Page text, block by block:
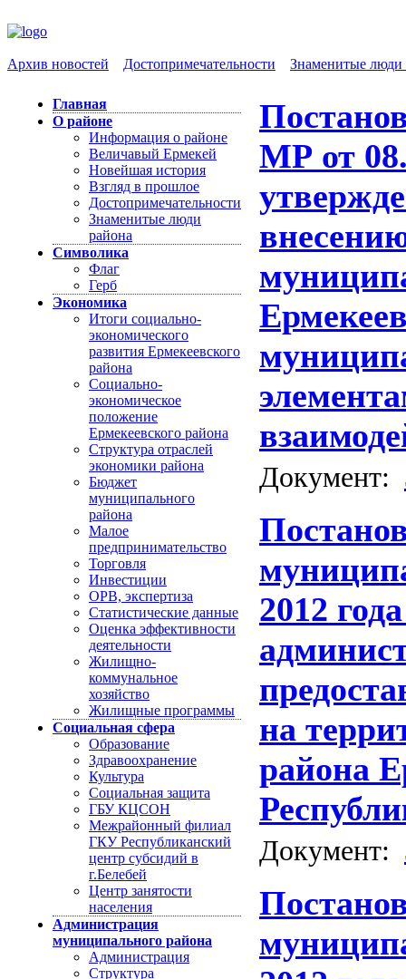
Архив новостей Достопримечательности Знаменитые люди
Главная
О районе
Информация о районе
Величавый Ермекей
Новейшая история
Взгляд в прошлое
Достопримечательности
Знаменитые люди
района
Символика
Флаг
Герб
Экономика
Итоги социально-
экономического
развития Ермекеевского
района
Социально-
экономическое
положение
Ермекеевского района
Структура отраслей
экономики района
Бюджет
муниципального
района
Малое
предпринимательство
Торговля
Инвестиции
ОРВ, экспертиза
Статистические данные
Оценка эффективности
деятельности
Жилищно-
коммунальное
хозяйство
Жилищные программы
Социальная сфера
Образование
Здравоохранение
Культура
Социальная защита
ГБУ КЦСОН
Межрайонный филиал
ГКУ Республиканский
центр субсидий в
г.Белебей
Центр занятости
населения
Администрация
муниципального района
Администрация
Структура
МР от
Документ:
2012
на
района
Документ: